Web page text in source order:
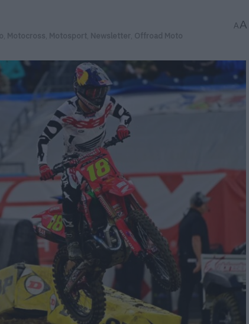
Motocross Motosport Newsletter Offroad Moto
AA